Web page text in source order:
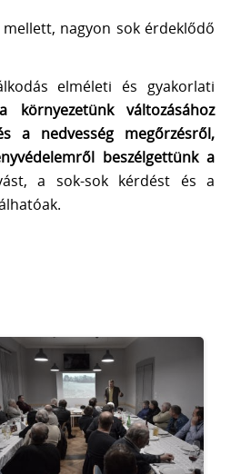
nagyon sok érdeklődő
elméleti és gyakorlati
változásához
a nedvesség megőrzésről,
beszélgettünk a
a sok-sok kérdést és a